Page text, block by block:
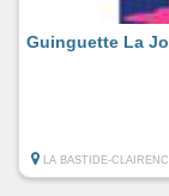
Guinguette La
LA BASTIDE-